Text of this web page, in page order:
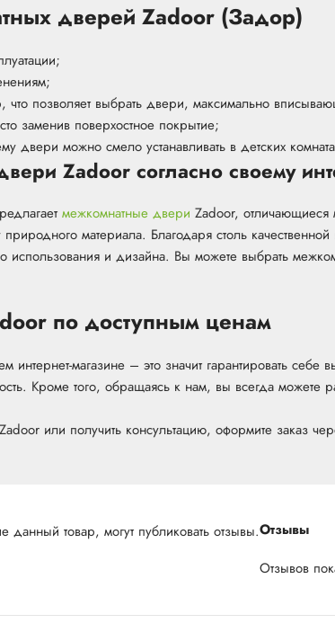
дверей Zadoor (Задор)
что позволяет выбрать двери, максимально
заменив поверхостное покрытие;
двери можно смело устанавливать в детских
Zadoor согласно своему
межкомнатные двери Zadoor, отличающиеся
природного материала. Благодаря столь
использования и дизайна. Вы можете выбрать
по доступным ценам
интернет-магазине – это значит гарантировать
Кроме того, обращаясь к нам, вы всегда можете
или получить консультацию, оформите заказ
Отзывы
Отзывов
товар, могут публиковать отзывы.